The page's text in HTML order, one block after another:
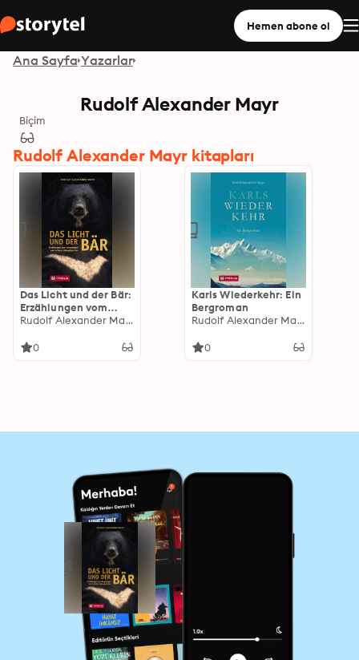
Hemen abone ol
Ana Sayfa Yazarlar
Rudolf Alexander Mayr
Biçim
Rudolf Alexander Mayr kitapları
Das Licht und der Bär:
Erzählungen vom
Bergsteigen und
Abwegigkeiten
Rudolf Alexander Mayr
0
Karls Wiederkehr: Ein
Bergroman
Rudolf Alexander Mayr
0